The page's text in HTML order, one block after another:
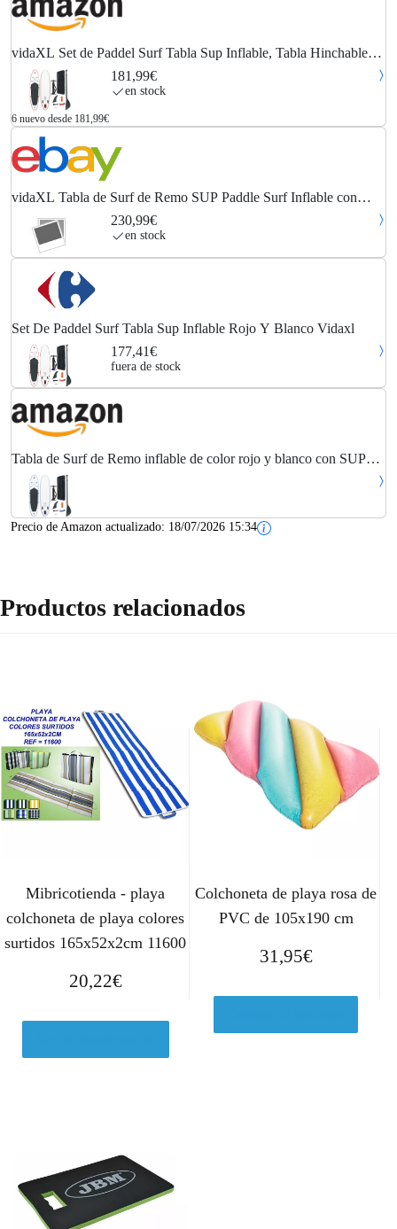
vidaXL Set de Paddel Surf Tabla Sup Inflable, Tabla Hinchable
Deportiva, Remo Aleta Extraíble, Tabla para Diversión de Mar,
Rojo y Blanco
181,99€
en stock
6 nuevo desde 181,99€
vidaXL Tabla de Surf de Remo SUP Paddle Surf Inflable con
Remo Multimodelo230,99€
en stock
Set De Paddel Surf Tabla Sup Inflable Rojo Y Blanco Vidaxl
177,41€
fuera de stock
Tabla de Surf de Remo inflable de color rojo y blanco con SUP
regulable
Precio de Amazon actualizado: 18/07/2026 15:34
Productos relacionados
Mibricotienda - playa
colchoneta de playa colores
surtidos 165x52x2cm 11600
20,22€
Colchoneta de playa rosa de
PVC de 105x190 cm
31,95€